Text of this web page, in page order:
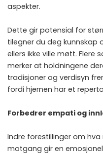
aspekter.
Dette gir potensial for
tilegner du deg kunnskap
ellers ikke ville møtt. Flere
merker at holdningene
tradisjoner og verdisyn
fordi hjernen har et
Forbedrer empati og
Indre forestillinger om
motgang gir en